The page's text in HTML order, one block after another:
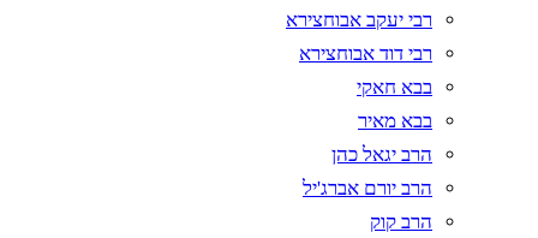
רבי יעקב אבוחצירא
רבי דוד אבוחצירא
בבא חאקי
בבא מאיר
הרב יגאל כהן
הרב יורם אברג'יל
הרב קוק